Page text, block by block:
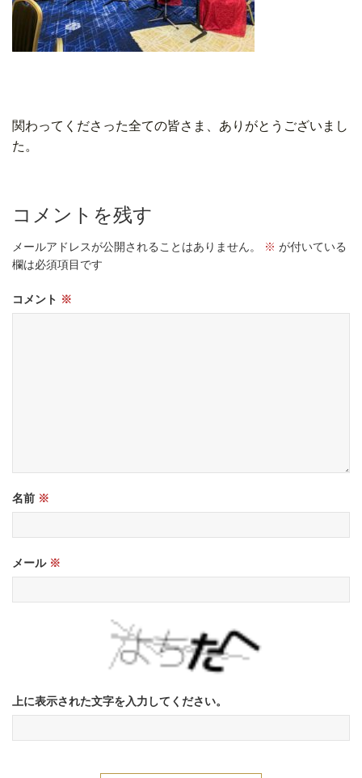
関わってくださった全ての皆さま、ありがとうございまし
た。
コメントを残す
メールアドレスが公開されることはありません。 ※ が付いている
欄は必須項目です
コメント ※
名前 ※
メール ※
上に表示された文字を入力してください。